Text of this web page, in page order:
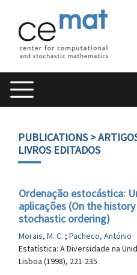
PUBLICATIONS>
LIVROS EDITADOS
Ordenação estocástica:
aplicações (On the
stochastic ordering)
Morais, M. C. ; Pacheco, António
Estatística: A Diversidade na
Lisboa (1998), 221-235